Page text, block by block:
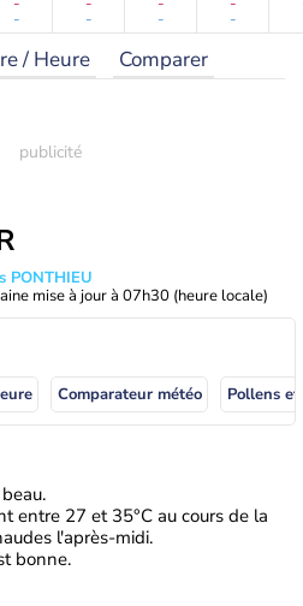
- - - -
/ Heure Comparer
PONTHIEU
mise à jour à 07h30 (heure locale)
Comparateur météo Pollens
entre 27 et 35°C au cours de la
l'après-midi.
bonne.